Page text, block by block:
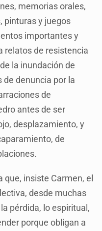
memorias orales,
pinturas y juegos
importantes y
relatos de resistencia
la inundación de
denuncia por la
de
antes de ser
desplazamiento, y
de
que, insiste Carmen, el
desde muchas
pérdida, lo espiritual,
porque obligan a